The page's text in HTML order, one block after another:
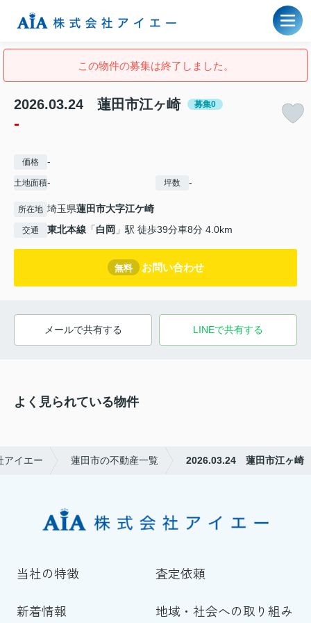
この物件の募集は終了しました。
2026.03.24 蓮田市江ヶ崎 募集0
-
価格 -
土地面積- 坪数 -
所在地 埼玉県蓮田市大字江ケ崎
交通 東北本線 「白岡 」駅 徒歩39分車8分 4.0km
無料 お問い合わせ
メールで共有する LINEで共有する
よく見られている物件
アイエー 蓮田市の不動産一覧 2026.03.24 蓮田市江ヶ崎
当社の特徴 査定依頼
新着情報 地域・社会への取り組み